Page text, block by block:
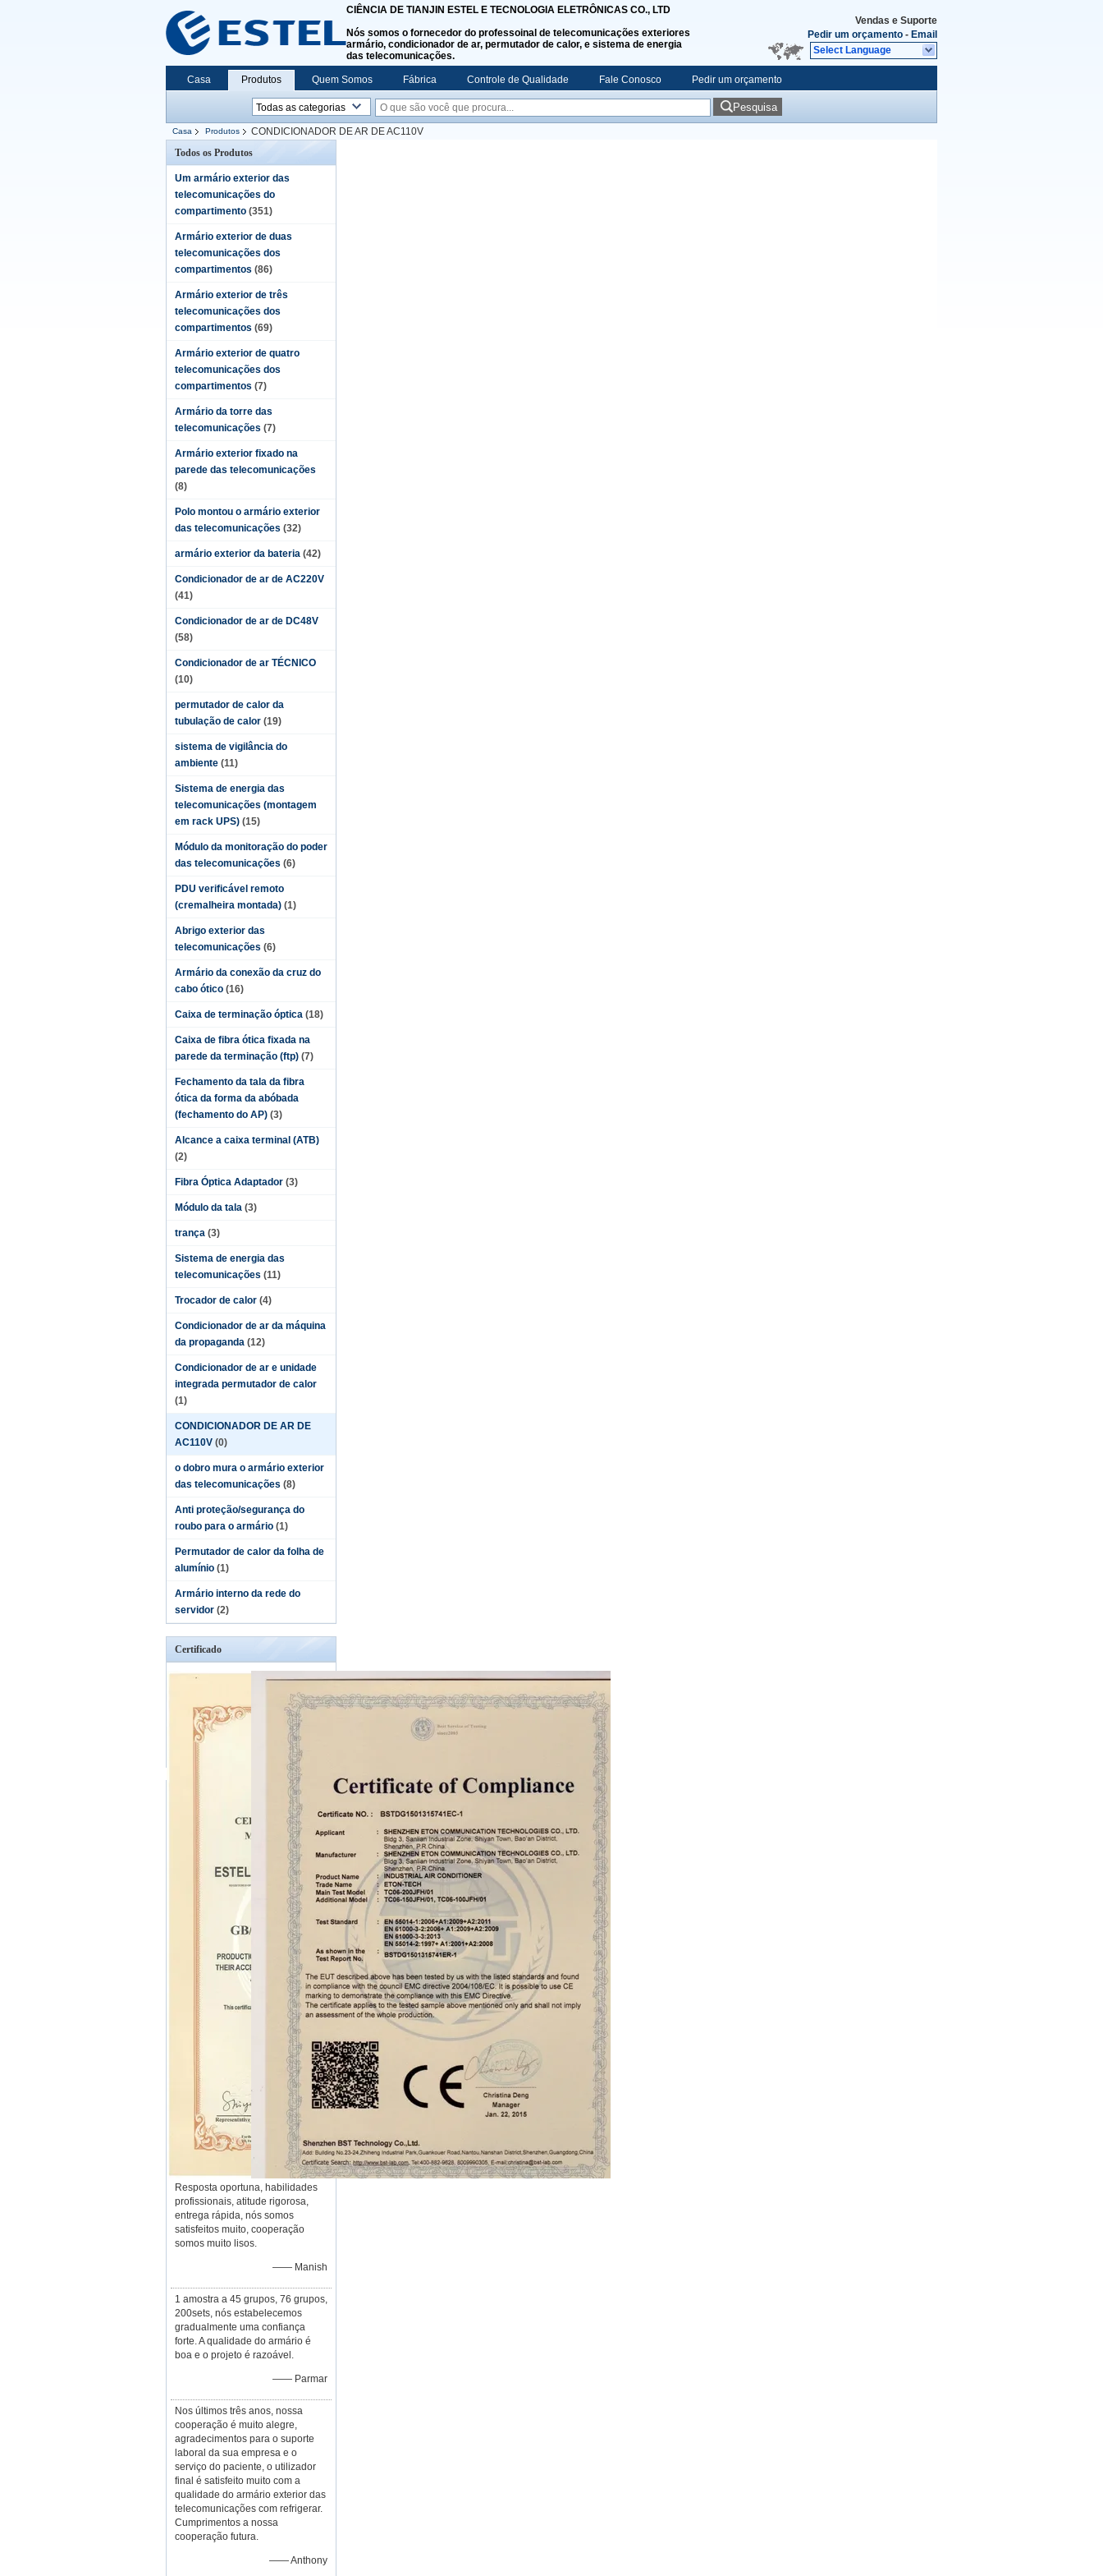
CIÊNCIA DE TIANJIN ESTEL E TECNOLOGIA ELETRÔNICAS CO., LTD
Nós somos o fornecedor do professoinal de telecomunicações exteriores
armário, condicionador de ar, permutador de calor, e sistema de energia
das telecomunicações.
Vendas e Suporte
Pedir um orçamento - Email
Select Language
Casa Produtos Quem Somos Fábrica Controle de Qualidade Fale Conosco Pedir um orçamento
Pesquisa
Casa Produtos
CONDICIONADOR DE AR DE AC110V
Todos os Produtos
Um armário exterior das
telecomunicações do
compartimento (351)
Armário exterior de duas
telecomunicações dos
compartimentos (86)
Armário exterior de três
telecomunicações dos
compartimentos (69)
Armário exterior de quatro
telecomunicações dos
compartimentos (7)
Armário da torre das
telecomunicações (7)
Armário exterior fixado na
parede das telecomunicações
(8)
Polo montou o armário exterior
das telecomunicações (32)
armário exterior da bateria (42)
Condicionador de ar de AC220V
(41)
Condicionador de ar de DC48V
(58)
Condicionador de ar TÉCNICO
(10)
permutador de calor da
tubulação de calor (19)
sistema de vigilância do
ambiente (11)
Sistema de energia das
telecomunicações (montagem
em rack UPS) (15)
Módulo da monitoração do poder
das telecomunicações (6)
PDU verificável remoto
(cremalheira montada) (1)
Abrigo exterior das
telecomunicações (6)
Armário da conexão da cruz do
cabo ótico (16)
Caixa de terminação óptica (18)
Caixa de fibra ótica fixada na
parede da terminação (ftp) (7)
Fechamento da tala da fibra
ótica da forma da abóbada
(fechamento do AP) (3)
Alcance a caixa terminal (ATB)
(2)
Fibra Óptica Adaptador (3)
Módulo da tala (3)
trança (3)
Sistema de energia das
telecomunicações (11)
Trocador de calor (4)
Condicionador de ar da máquina
da propaganda (12)
Condicionador de ar e unidade
integrada permutador de calor
(1)
CONDICIONADOR DE AR DE
AC110V (0)
o dobro mura o armário exterior
das telecomunicações (8)
Anti proteção/segurança do
roubo para o armário (1)
Permutador de calor da folha de
alumínio (1)
Armário interno da rede do
servidor (2)
Certificado
Resposta oportuna, habilidades
profissionais, atitude rigorosa,
entrega rápida, nós somos
satisfeitos muito, cooperação
somos muito lisos.
—— Manish
1 amostra a 45 grupos, 76 grupos,
200sets, nós estabelecemos
gradualmente uma confiança
forte. A qualidade do armário é
boa e o projeto é razoável.
—— Parmar
Nos últimos três anos, nossa
cooperação é muito alegre,
agradecimentos para o suporte
laboral da sua empresa e o
serviço do paciente, o utilizador
final é satisfeito muito com a
qualidade do armário exterior das
telecomunicações com refrigerar.
Cumprimentos a nossa
cooperação futura.
—— Anthony